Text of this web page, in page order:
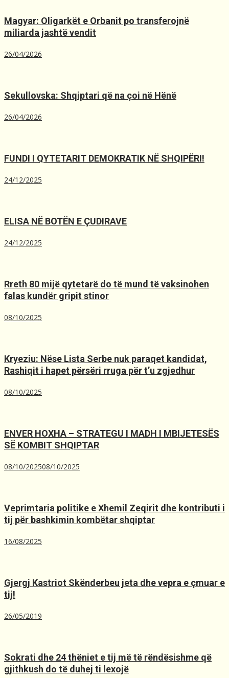
Magyar: Oligarkët e Orbanit po transferojnë
miliarda jashtë vendit
26/04/2026
Sekullovska: Shqiptari që na çoi në Hënë
26/04/2026
FUNDI I QYTETARIT DEMOKRATIK NË SHQIPËRI!
24/12/2025
ELISA NË BOTËN E ÇUDIRAVE
24/12/2025
Rreth 80 mijë qytetarë do të mund të vaksinohen
falas kundër gripit stinor
08/10/2025
Kryeziu: Nëse Lista Serbe nuk paraqet kandidat,
Rashiqit i hapet përsëri rruga për t’u zgjedhur
08/10/2025
ENVER HOXHA – STRATEGU I MADH I MBIJETESËS
SË KOMBIT SHQIPTAR
08/10/202508/10/2025
Veprimtaria politike e Xhemil Zeqirit dhe kontributi i
tij për bashkimin kombëtar shqiptar
16/08/2025
Gjergj Kastriot Skënderbeu jeta dhe vepra e çmuar e
tij!
26/05/2019
Sokrati dhe 24 thëniet e tij më të rëndësishme që
gjithkush do të duhej ti lexojë